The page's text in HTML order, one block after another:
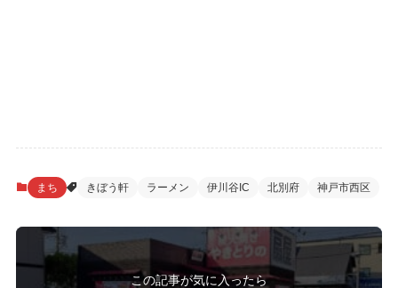
まち きぼう軒 ラーメン 伊川谷IC 北別府 神戸市西区
この記事が気に入ったら